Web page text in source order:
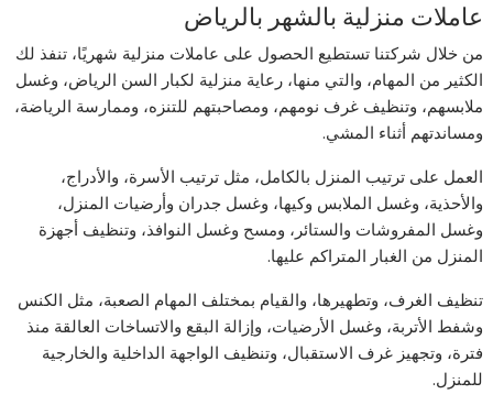
عاملات منزلية بالشهر بالرياض
من خلال شركتنا تستطيع الحصول على عاملات منزلية شهريًا، تنفذ لك
الكثير من المهام، والتي منها، رعاية منزلية لكبار السن الرياض، وغسل
ملابسهم، وتنظيف غرف نومهم، ومصاحبتهم للتنزه، وممارسة الرياضة،
ومساندتهم أثناء المشي.
العمل على ترتيب المنزل بالكامل، مثل ترتيب الأسرة، والأدراج،
والأحذية، وغسل الملابس وكيها، وغسل جدران وأرضيات المنزل،
وغسل المفروشات والستائر، ومسح وغسل النوافذ، وتنظيف أجهزة
المنزل من الغبار المتراكم عليها.
تنظيف الغرف، وتطهيرها، والقيام بمختلف المهام الصعبة، مثل الكنس
وشفط الأتربة، وغسل الأرضيات، وإزالة البقع والاتساخات العالقة منذ
فترة، وتجهيز غرف الاستقبال، وتنظيف الواجهة الداخلية والخارجية
للمنزل.